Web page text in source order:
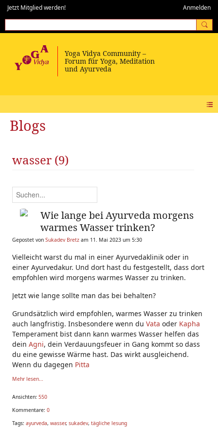
Jetzt Mitglied werden! Anmelden
Blogs
wasser (9)
Wie lange bei Ayurveda morgens
warmes Wasser trinken?
Gepostet von Sukadev Bretz am 11. Mai 2023 um 5:30
Vielleicht warst du mal in einer Ayurvedaklinik oder in
einer Ayurvedakur. Und dort hast du festgestellt, dass dort
empfohlen wird morgens warmes Wasser zu trinken.
Jetzt wie lange sollte man das bei behalten?
Grundsätzlich wird empfohlen, warmes Wasser zu trinken
auch langfristig. Insbesondere wenn du Vata oder Kapha
Temperament bist dann kann warmes Wasser helfen das
dein Agni, dein Verdauungsfeuer in Gang kommt so dass
du eine gewisse Wärme hast. Das wirkt ausgleichend.
Wenn du dagegen Pitta
Mehr lesen...
Ansichten: 550
Kommentare: 0
Tags: ayurveda, wasser, sukadev, tägliche lesung